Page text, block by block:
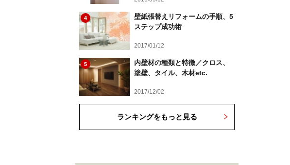
4
壁紙張替えリフォームの手順、5
ステップ成功術
2017/01/12
5
内壁材の種類と特徴／クロス、
塗壁、タイル、木材etc.
2017/12/02
ランキングをもっと見る